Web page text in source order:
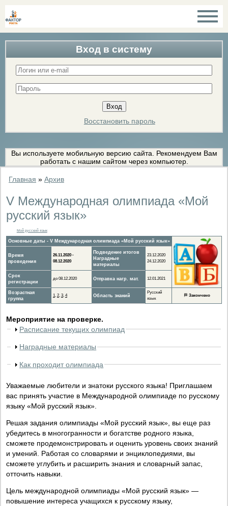
Вход в систему
Восстановить пароль
Вы используете мобильную версию сайта. Рекомендуем Вам
работать с нашим сайтом через компьютер.
Главная » Архив
V Международная олимпиада «Мой
русский язык»
Мой русский язык
Основные даты - V Международная олимпиада «Мой русский язык»
Время
проведения
26.11.2020 -
08.12.2020
Подведение итогов
Наградные
материалы
23.12.2020
24.12.2020
Срок
регистрации
до 08.12.2020 Отправка нагр. мат. 12.01.2021
Возрастная
группа
1, 2, 3, 4 Область знаний
Русский
язык
🏁 Закончено
Мероприятие на проверке.
Расписание текущих олимпиад
Наградные материалы
Как проходит олимпиада
Уважаемые любители и знатоки русского языка! Приглашаем
вас принять участие в Международной олимпиаде по русскому
языку «Мой русский язык».
Решая задания олимпиады «Мой русский язык», вы еще раз
убедитесь в многогранности и богатстве родного языка,
сможете продемонстрировать и оценить уровень своих знаний
и умений. Работая со словарями и энциклопедиями, вы
сможете углубить и расширить знания и словарный запас,
отточить навыки.
Цель международной олимпиады «Мой русский язык» —
повышение интереса учащихся к русскому языку,